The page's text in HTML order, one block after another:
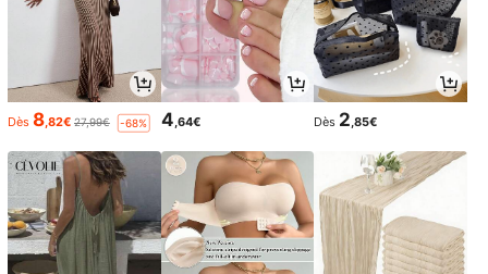
Dès 8,82€ 27,99€ -68% 4,64€ Dès 2,85€